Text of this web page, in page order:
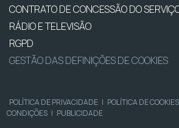
CONTRATO DE CONCESSÃO DO
RÁDIO E TELEVISÃO
RGPD
GESTÃO DAS DEFINIÇÕES DE COOKIES
POLÍTICA DE PRIVACIDADE | POLÍTICA DE COOKIES
CONDIÇÕES | PUBLICIDADE